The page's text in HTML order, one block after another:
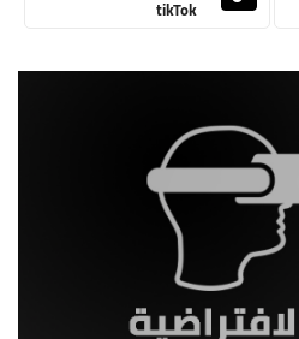
tikTok